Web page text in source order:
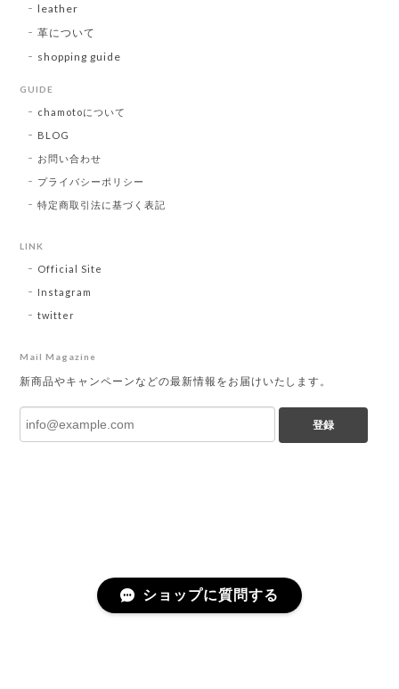
leather
革について
shopping guide
GUIDE
chamotoについて
BLOG
お問い合わせ
プライバシーポリシー
特定商取引法に基づく表記
LINK
Official Site
Instagram
twitter
Mail Magazine
新商品やキャンペーンなどの最新情報をお届けいたします。
登録
ショップに質問する